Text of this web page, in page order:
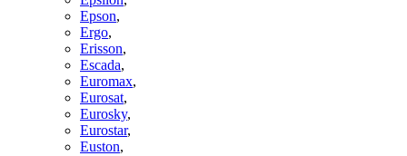
Epson,
Ergo,
Erisson,
Escada,
Euromax,
Eurosat,
Eurosky,
Eurostar,
Euston,